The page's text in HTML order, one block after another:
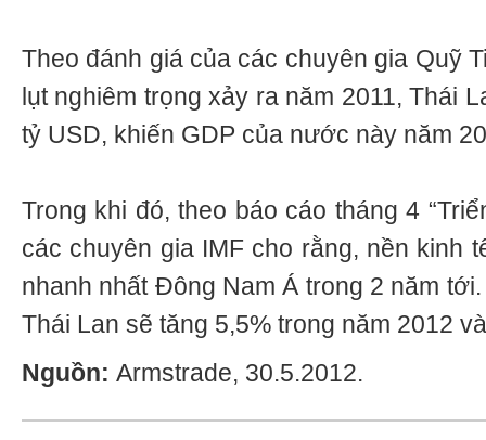
Theo đánh giá của các chuyên gia Quỹ
lụt nghiêm trọng xảy ra năm 2011, Thái
tỷ USD, khiến GDP của nước này năm
Trong khi đó, theo báo cáo tháng 4
các chuyên gia IMF cho rằng, nền kinh
nhanh nhất Đông Nam Á trong 2 năm
Thái Lan sẽ tăng 5,5% trong năm 2012
Nguồn: Armstrade, 30.5.2012.